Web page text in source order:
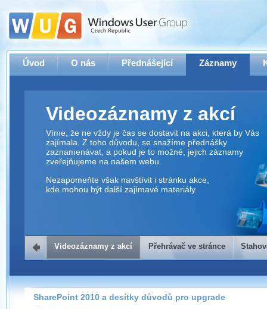
Úvod O nás Přednášející Záznamy
Videozáznamy z akcí
Víme, že ne vždy je čas se dostavit na akci, která by Vás
zajímala. Z toho důvodu, se snažíme přednášky
zaznamenávat, a pokud je to možné, jejich záznamy
zveřejňujeme na našem webu.
Nezapomeňte však navštívit i stránku akce,
kde mohou být další zajímavé materiály.
Přehrávač ve stránce
Záznamy na našem webu můžete pohodlně sledovat
přímo na stránce s využitím našehoHTML 5nebo
Silverlightpřehrávače.
Videozáznamy z akcí Přehrávač ve stránce
SharePoint 2010 a desítky důvodů pro upgrade